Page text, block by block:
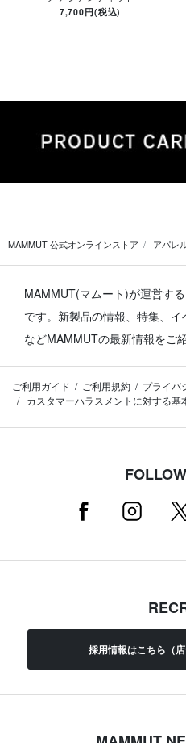
7,700円(税込)
MAMMUT 公式オンラインストア アパレ
MAMMUT(マムート)が運営す
です。 新製品の情報、特集、
などMAMMUTの最新情報をご
ご利用ガイド ご利用規約
プライバ
カスタマーハラスメントに対する基
採用情報はこちら（